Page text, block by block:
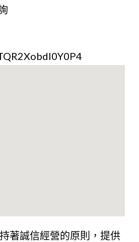
著誠信經營的原則，提供